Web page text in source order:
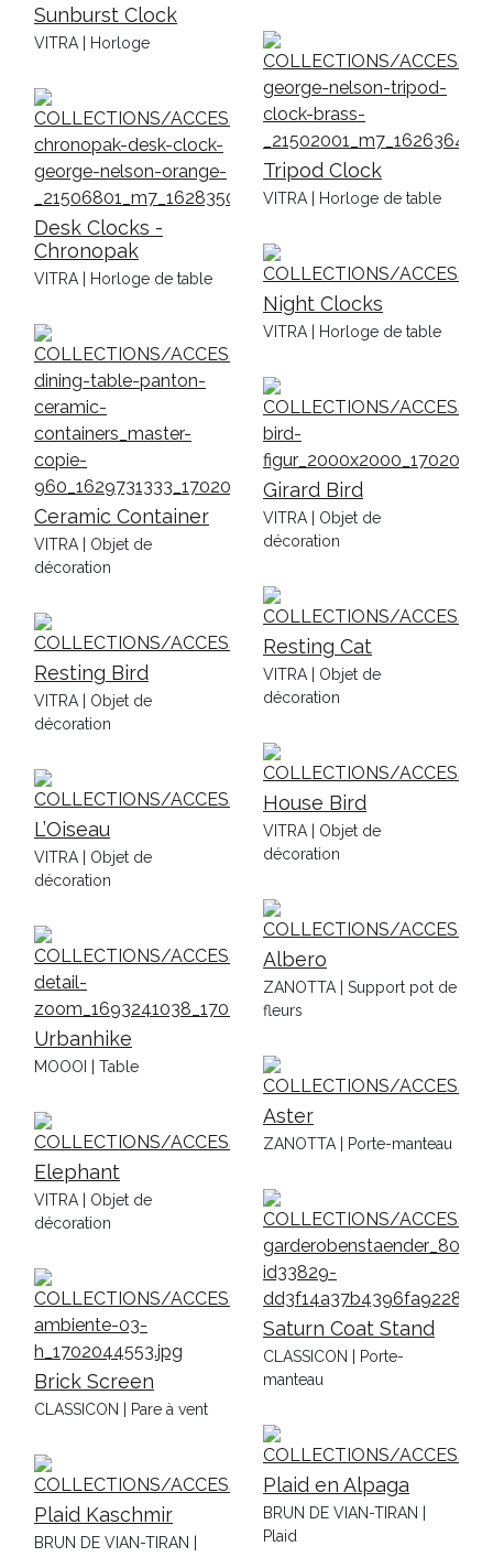
Sunburst Clock
VITRA | Horloge
Tripod Clock
VITRA | Horloge de table
Desk Clocks -
Chronopak
VITRA | Horloge de table
Night Clocks
VITRA | Horloge de table
Ceramic Container
VITRA | Objet de
décoration
Girard Bird
VITRA | Objet de
décoration
Resting Cat
VITRA | Objet de
décoration
Resting Bird
VITRA | Objet de
décoration
House Bird
VITRA | Objet de
décoration
L’Oiseau
VITRA | Objet de
décoration
Albero
ZANOTTA | Support pot de
fleurs
Urbanhike
MOOOI | Table
Aster
ZANOTTA | Porte-manteau
Elephant
VITRA | Objet de
décoration
Saturn Coat Stand
CLASSICON | Porte-
manteau
Brick Screen
CLASSICON | Pare à vent
Plaid en Alpaga
BRUN DE VIAN-TIRAN |
Plaid
Plaid Kaschmir
BRUN DE VIAN-TIRAN |